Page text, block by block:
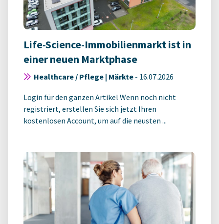
Life-Science-Immobilienmarkt ist in
einer neuen Marktphase
Healthcare / Pflege | Märkte - 16.07.2026
Login für den ganzen Artikel Wenn noch nicht
registriert, erstellen Sie sich jetzt Ihren
kostenlosen Account, um auf die neusten ...